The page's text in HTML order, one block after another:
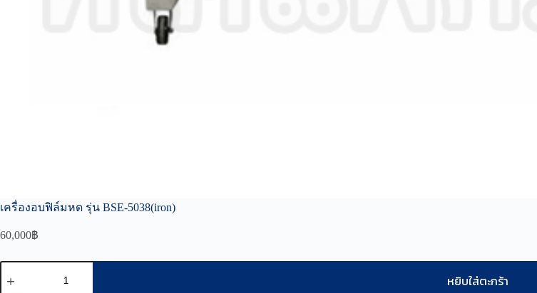
เครื่องอบฟิล์มหด รุ่น BSE-5038(iron)
60,000฿
เครื่อง
หยิบใส่ตะกร้า